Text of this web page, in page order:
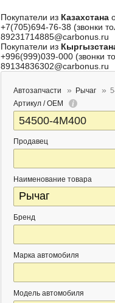
Покупатели из Казахстана
+7(705)694-76-38 (звонки
89231714885@carbonus.ru
Покупатели из
+996(999)039-000 (звонки
89134836302@carbonus.ru
Автозапчасти Рычаг
Артикул / OEM
Продавец
Наименование товара
Бренд
Марка автомобиля
Модель автомобиля